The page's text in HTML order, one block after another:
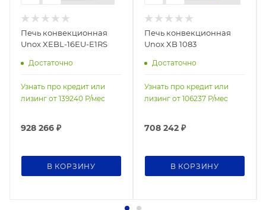
Печь конвекционная
Unox XEBL-16EU-E1RS
Достаточно
Узнать про кредит или
лизинг от 139240 Р/мес
928 266 ₽
В КОРЗИНУ
Печь конвекционная
Unox XB 1083
Достаточно
Узнать про кредит или
лизинг от 106237 Р/мес
708 242 ₽
В КОРЗИНУ